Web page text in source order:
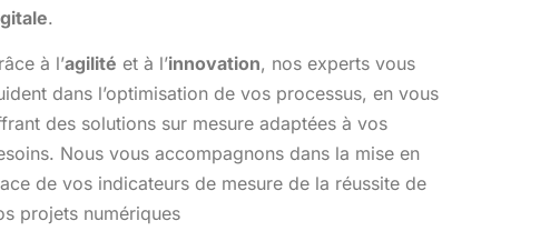
.
à l’agilité et à l’innovation, nos experts vous
dans l’optimisation de vos processus, en vous
des solutions sur mesure adaptées à vos
Nous vous accompagnons dans la mise en
de vos indicateurs de mesure de la réussite de
projets numériques